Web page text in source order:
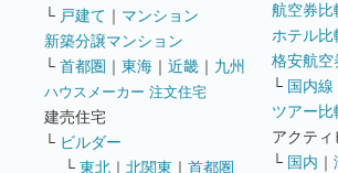
└ 戸建て ｜ マンション
新築分譲マンション
└ 首都圏 ｜ 東海 ｜ 近畿 ｜ 九州
ハウスメーカー 注文住宅
建売住宅
└ ビルダー
└ 東北 ｜ 北関東 ｜ 首都圏
航空券比
ホテル
格安航空
└ 国内線
ツアー
アクテ
└ 国内 ｜